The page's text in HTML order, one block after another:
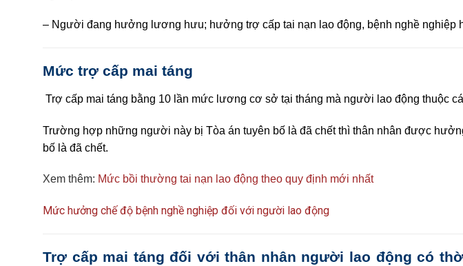
– Người đang hưởng lương hưu; hưởng trợ cấp tai nạn lao động, bệnh nghề nghiệp
Mức trợ cấp mai táng
Trợ cấp mai táng bằng 10 lần mức lương cơ sở tại tháng mà người lao động thuộc
Trường hợp những người này bị Tòa án tuyên bố là đã chết thì thân nhân được
bố là đã chết.
Xem thêm: Mức bồi thường tai nạn lao động theo quy định mới nhất
Mức hưởng chế độ bệnh nghề nghiệp đối với người lao động
Trợ cấp mai táng đối với thân nhân người lao động có